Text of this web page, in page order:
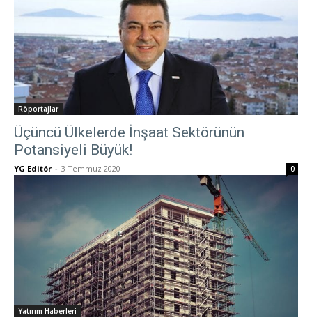
Röportajlar
Üçüncü Ülkelerde İnşaat Sektörünün
Potansiyeli Büyük!
YG Editör - 3 Temmuz 2020 0
Yatırım Haberleri